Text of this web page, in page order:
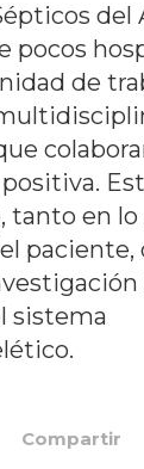
del
pocos
de
tanto en
paciente,
sistema
Compartir